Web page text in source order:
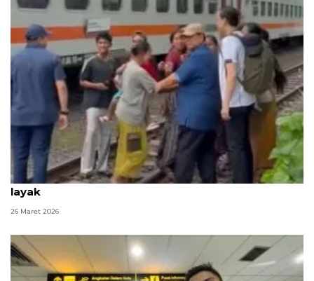
Prabowo tinjau bantaran rel Senen, siapkan hunian
layak
26 Maret 2026